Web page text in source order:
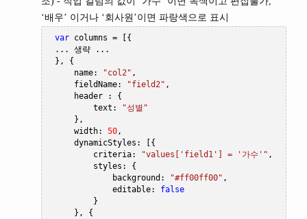
‘배우’ 이거나 ‘회사원’이면 파랑색으로 표시
var columns =
[{
...
생략
...
},
{
     name
: "col2" ,
     fieldName
: "field2" ,
     header
:
{
         text
:
"성별"
},
     width
: 50,
     dynamicStyles
:
[{
         criteria
: "values['field1'] = '가수'" ,
         styles
:
{
             background
: "#ff00ff00" ,
             editable
:
false
}
},
{